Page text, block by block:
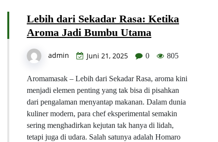
Lebih dari Sekadar Rasa: Ketika
Aroma Jadi Bumbu Utama
admin Juni 21, 2025 0 805
Aromamasak – Lebih dari Sekadar Rasa, aroma kini
menjadi elemen penting yang tak bisa di pisahkan
dari pengalaman menyantap makanan. Dalam dunia
kuliner modern, para chef eksperimental semakin
sering menghadirkan kejutan tak hanya di lidah,
tetapi juga di udara. Salah satunya adalah Homaro